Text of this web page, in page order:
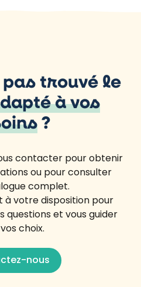
pas trouvé le
à vos
?
contacter pour obtenir
ou pour consulter
complet.
à votre disposition pour
questions et vous guider
choix.
nous